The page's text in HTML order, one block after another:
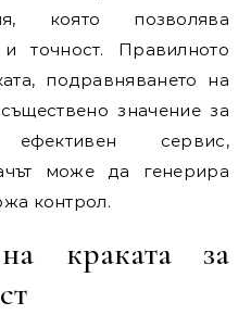
която позволява
точност. Правилното
подравняването на
значение за
сервис,
може да генерира
контрол.
на краката за